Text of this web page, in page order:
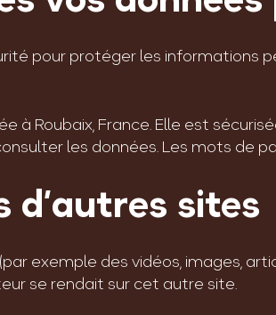
pour protéger les informations
à Roubaix, France. Elle est
les données. Les mots de
sites
exemple des vidéos, images,
se rendait sur cet autre site.